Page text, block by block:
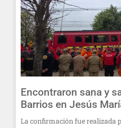
Encontraron sana y
Barrios en Jesús
La confirmación fue realizada